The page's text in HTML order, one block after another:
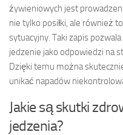
żywieniowych jest
nie tylko posiłki, ale również
sytuacyjny. Taki zapis
jedzenie jako odpowiedzi na
Dzięki temu można
unikać napadów
Jakie są skutki
jedzenia?